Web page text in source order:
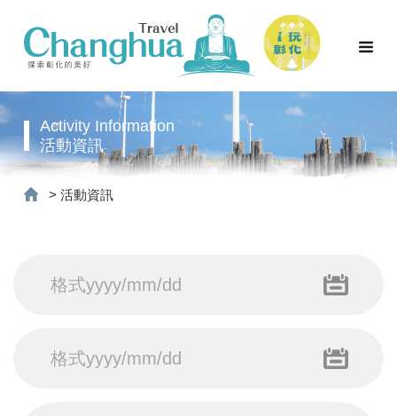
Activity Information
活動資訊
> 活動資訊